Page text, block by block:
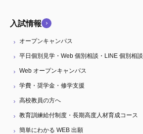
入試情報
オープンキャンパス
平日個別見学・Web 個別相談・LINE 個別相談
Web オープンキャンパス
学費・奨学金・修学支援
高校教員の方へ
教育訓練給付制度・長期高度人材育成コース
簡単にわかる WEB 出願